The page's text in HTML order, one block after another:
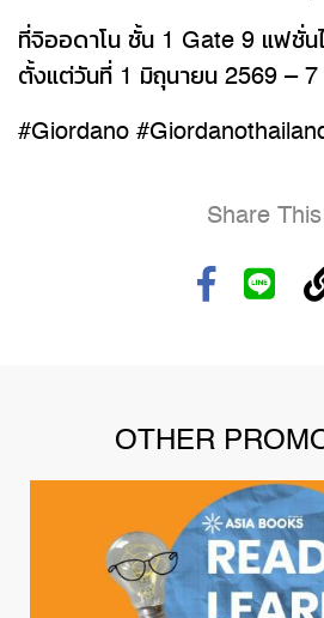
ที่จิออดาโน ชั้น 1 Gate 9 แฟชั่น
ตั้งแต่วันที่ 1 มิถุนายน 2569 –
#Giordano
Share
OTHER